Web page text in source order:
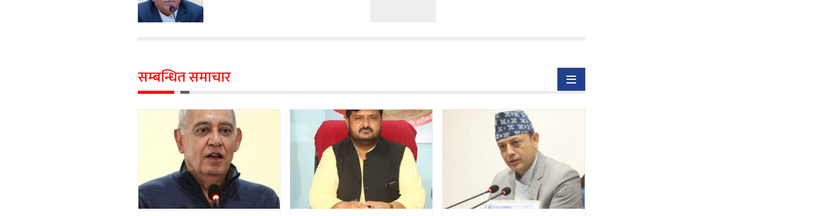
सम्बन्धित समाचार